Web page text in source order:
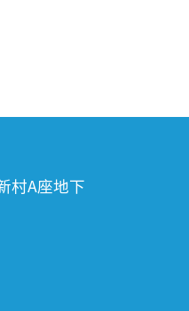
村A座地下